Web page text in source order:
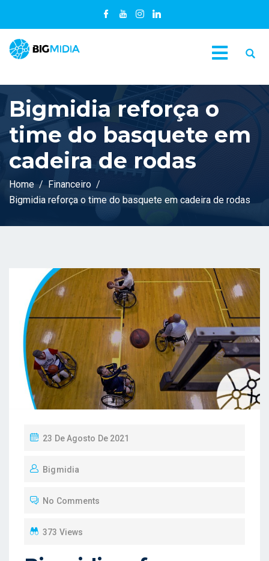
Bigmidia reforça o
time do basquete em
cadeira de rodas
Home
Financeiro
Bigmidia reforça o time do basquete em cadeira de rodas
P
S
E
O
23 De Agosto De 2021
Bigmidia
No Comments
373 Views